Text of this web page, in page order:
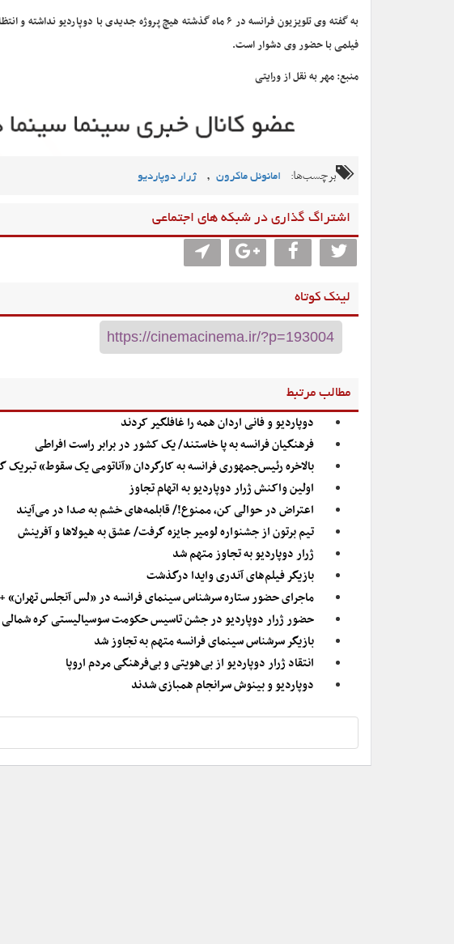
به گفته وی تلویزیون فرانسه در ۶ ماه گذشته هیچ پروژه جدیدی با
فیلمی با حضور وی دشوار است.
منبع: مهر به نقل از ورایتی
برچسب‌ها: امانوئل ماکرون , ژرار دوپاردیو
اشتراگ گذاری در شبکه های اجتماعی
لینک کوتاه
مطالب مرتبط
دوپاردیو و فانی اردان همه را غافلگیر کردند
فرهنگیان فرانسه به پا خاستند/ یک کشور در برابر راست افراطی
بالاخره رئیس‌جمهوری فرانسه به کارگردان «آناتومی یک سقوط»
اولین واکنش ژرار دوپاردیو به اتهام تجاوز
اعتراض در حوالی کن، ممنوع!/ قابلمه‌های خشم به صدا در می‌آیند
تیم برتون از جشنواره لومیر جایزه گرفت/ عشق به هیولاها و آفرینش
ژرار دوپاردیو به تجاوز متهم شد
بازیگر فیلم‌های آندری وایدا درگذشت
ماجرای حضور ستاره سرشناس سینمای فرانسه در «لس آنجلس
حضور ژرار دوپاردیو در جشن تاسیس حکومت سوسیالیستی کره
بازیگر سرشناس سینمای فرانسه متهم به تجاوز شد
انتقاد ژرار دوپاردیو از بی‌هویتی و بی‌فرهنگی مردم اروپا
دوپاردیو و بینوش سرانجام همبازی شدند